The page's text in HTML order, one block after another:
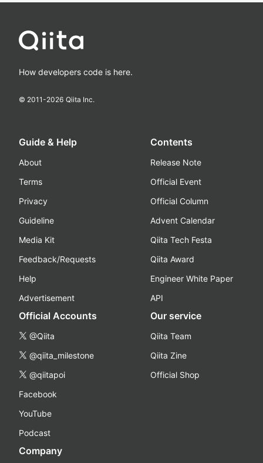
How developers code is here.
© 2011-2026 Qiita Inc.
Guide & Help
About
Terms
Privacy
Guideline
Media Kit
Feedback/Requests
Help
Advertisement
Contents
Release Note
Official Event
Official Column
Advent Calendar
Qiita Tech Festa
Qiita Award
Engineer White Paper
API
Official Accounts
@Qiita
@qiita_milestone
@qiitapoi
Facebook
YouTube
Podcast
Our service
Qiita Team
Qiita Zine
Official Shop
Company